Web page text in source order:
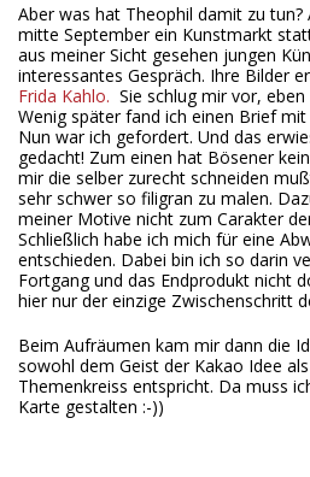
Aber was hat Theophil damit zu
mitte September ein Kunstmarkt
aus meiner Sicht gesehen jungen
interessantes Gespräch. Ihre Bilder
Frida Kahlo. Sie schlug mir vor,
Wenig später fand ich einen Brief
Nun war ich gefordert. Und das
gedacht! Zum einen hat Bösener
mir die selber zurecht schneiden
sehr schwer so filigran zu malen.
meiner Motive nicht zum Carakter
Schließlich habe ich mich für eine
entschieden. Dabei bin ich so darin
Fortgang und das Endprodukt nicht
hier nur der einzige Zwischenschritt
Beim Aufräumen kam mir dann die
sowohl dem Geist der Kakao Idee
Themenkreiss entspricht. Da muss
Karte gestalten :-))